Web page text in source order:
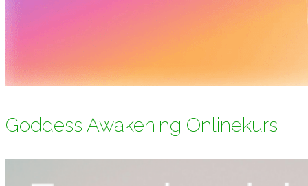
Goddess Awakening Onlinekurs